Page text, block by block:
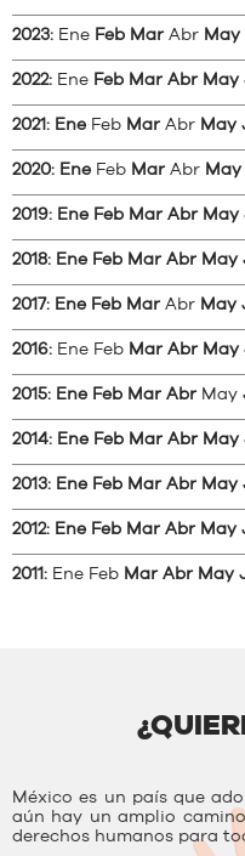
2023: Ene Feb Mar Abr May
2022: Ene Feb Mar Abr May
2021: Ene Feb Mar Abr May
2020: Ene Feb Mar Abr May
2019: Ene Feb Mar Abr May
2018: Ene Feb Mar Abr May
2017: Ene Feb Mar Abr May
2016: Ene Feb Mar Abr May
2015: Ene Feb Mar Abr May
2014: Ene Feb Mar Abr May
2013: Ene Feb Mar Abr May
2012: Ene Feb Mar Abr May
2011: Ene Feb Mar Abr May
México es un país que
aún hay un amplio
derechos humanos para